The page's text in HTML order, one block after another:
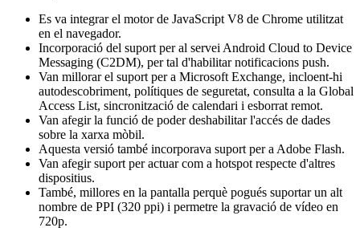
Es va integrar el motor de JavaScript V8 de Chrome utilitzat
en el navegador.
Incorporació del suport per al servei Android Cloud to Device
Messaging (C2DM), per tal d'habilitar notificacions push.
Van millorar el suport per a Microsoft Exchange, incloent-hi
autodescobriment, polítiques de seguretat, consulta a la Global
Access List, sincronització de calendari i esborrat remot.
Van afegir la funció de poder deshabilitar l'accés de dades
sobre la xarxa mòbil.
Aquesta versió també incorporava suport per a Adobe Flash.
Van afegir suport per actuar com a hotspot respecte d'altres
dispositius.
També, millores en la pantalla perquè pogués suportar un alt
nombre de PPI (320 ppi) i permetre la gravació de vídeo en
720p.